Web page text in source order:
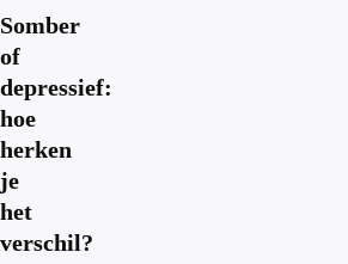
Somber
of
depressief:
hoe
herken
je
het
verschil?